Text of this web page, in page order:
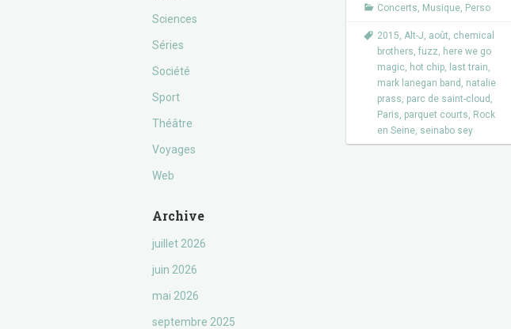
Sciences
Séries
Société
Sport
Théâtre
Voyages
Web
Archive
juillet 2026
juin 2026
mai 2026
septembre 2025
Concerts, Musique, Perso
2015, Alt-J, août, chemical
brothers, fuzz, here we go
magic, hot chip, last train,
mark lanegan band , natalie
prass, parc de saint-cloud ,
Paris, parquet courts, Rock
en Seine, seinabo sey